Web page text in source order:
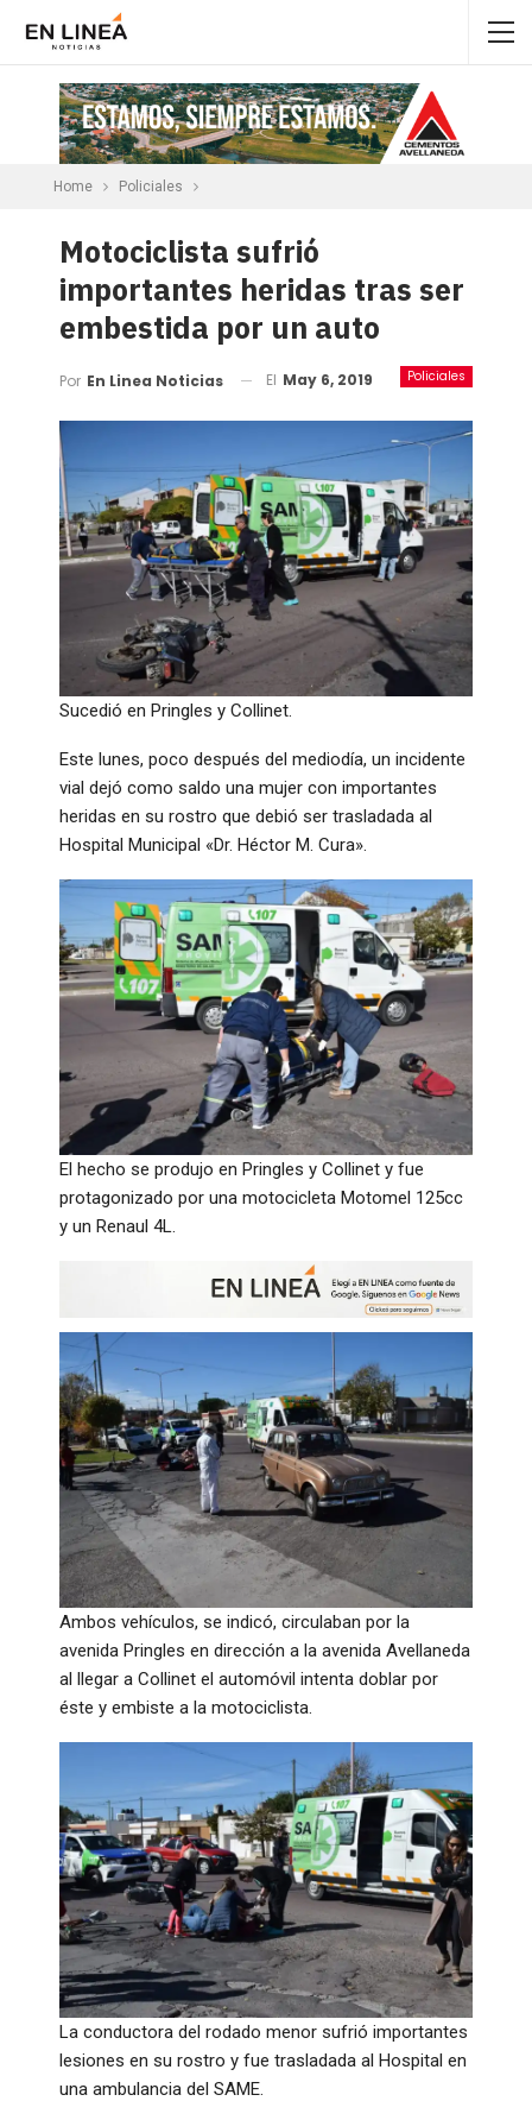
Home Policiales
Motociclista sufrió
importantes heridas tras ser
embestida por un auto
Policiales
Por En Linea Noticias El May 6, 2019
Sucedió en Pringles y Collinet.
Este lunes, poco después del mediodía, un incidente
vial dejó como saldo una mujer con importantes
heridas en su rostro que debió ser trasladada al
Hospital Municipal «Dr. Héctor M. Cura».
El hecho se produjo en Pringles y Collinet y fue
protagonizado por una motocicleta Motomel 125cc
y un Renaul 4L.
Ambos vehículos, se indicó, circulaban por la
avenida Pringles en dirección a la avenida Avellaneda
al llegar a Collinet el automóvil intenta doblar por
éste y embiste a la motociclista.
La conductora del rodado menor sufrió importantes
lesiones en su rostro y fue trasladada al Hospital en
una ambulancia del SAME.